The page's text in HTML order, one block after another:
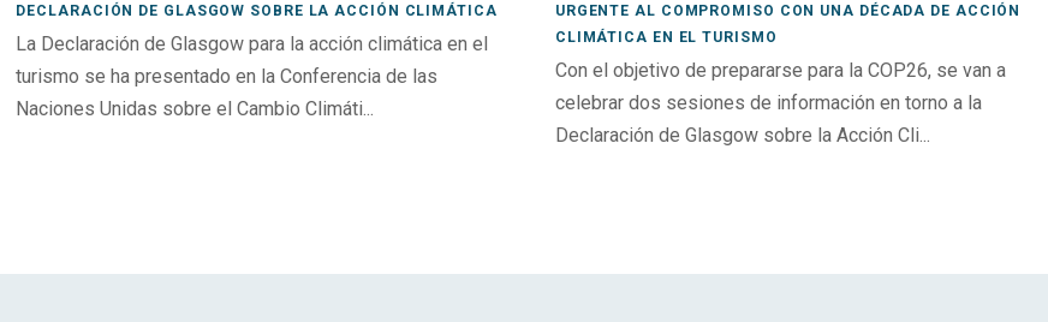
DECLARACIÓN DE GLASGOW SOBRE LA ACCIÓN CLIMÁTICA
La Declaración de Glasgow para la acción climática en el
turismo se ha presentado en la Conferencia de las
Naciones Unidas sobre el Cambio Climáti...
URGENTE AL COMPROMISO CON UNA DÉCADA DE ACCIÓN
CLIMÁTICA EN EL TURISMO
Con el objetivo de prepararse para la COP26, se van a
celebrar dos sesiones de información en torno a la
Declaración de Glasgow sobre la Acción Cli...